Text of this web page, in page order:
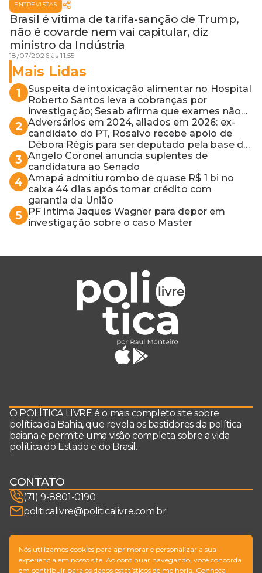
ENTREVISTAS
Brasil é vítima de tarifa-sanção de Trump,
não é covarde nem vai capitular, diz
ministro da Indústria
18/07/2026 às 11:55
Mais Lidas
1
Suspeita de intoxicação alimentar no Hospital
Roberto Santos leva a cobranças por
investigação; Sesab afirma que exames não
apontaram contaminação
2 Adversários em 2024, aliados em 2026: ex-
candidato do PT, Rosalvo recebe apoio de
Débora Régis para ser deputado pela base de
ACM Neto
3 Angelo Coronel anuncia suplentes de
candidatura ao Senado
4 Amapá admitiu rombo de quase R$ 1 bi no
caixa 44 dias após tomar crédito com
garantia da União
5
PF intima Jaques Wagner para depor em
investigação sobre o caso Master
O POLÍTICA LIVRE é o mais completo site sobre
política da Bahia, que revela os bastidores da política
baiana e permite uma visão completa sobre a vida
política do Estado e do Brasil.
CONTATO
(71) 9-8801-0190
politicalivre@politicalivre.com.br
SIGA-NOS
Nós utilizamos cookies para aprimorar e personalizar a sua
experiência em nosso site. Ao continuar navegando, você concorda
em contribuir para os dados estatísticos de melhoria. Conheça